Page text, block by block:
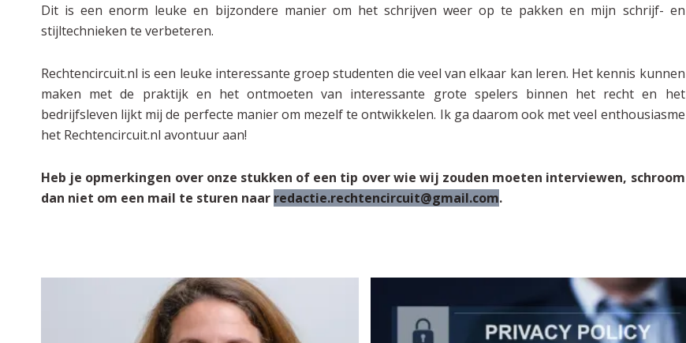
Dit is een enorm leuke en bijzondere manier om het schrijven weer op te pakken en mijn schrijf- en
stijltechnieken te verbeteren.
Rechtencircuit.nl is een leuke interessante groep studenten die veel van elkaar kan leren. Het kennis kunnen
maken met de praktijk en het ontmoeten van interessante grote spelers binnen het recht en het
bedrijfsleven lijkt mij de perfecte manier om mezelf te ontwikkelen. Ik ga daarom ook met veel enthousiasme
het Rechtencircuit.nl avontuur aan!
Heb je opmerkingen over onze stukken of een tip over wie wij zouden moeten interviewen, schroom
dan niet om een mail te sturen naar redactie.rechtencircuit@gmail.com.